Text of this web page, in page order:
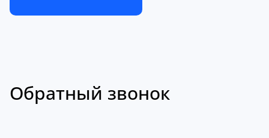
Обратный звонок